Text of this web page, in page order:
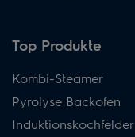
Top Produkte
Kombi-Steamer
Pyrolyse Backofen
Induktionskochfelder